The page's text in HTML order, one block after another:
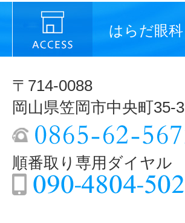
はらだ眼科
〒714-0088
岡山県笠岡市中央町35-3
順番取り専用ダイヤル